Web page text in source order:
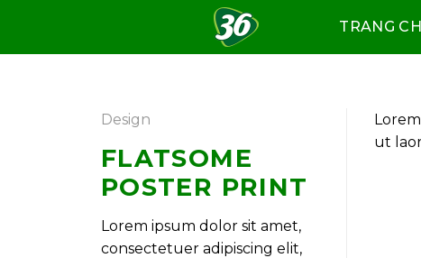
content
TRANG
Design
FLATSOME
POSTER PRINT
Lorem ipsum dolor sit amet,
consectetuer adipiscing elit,
ut